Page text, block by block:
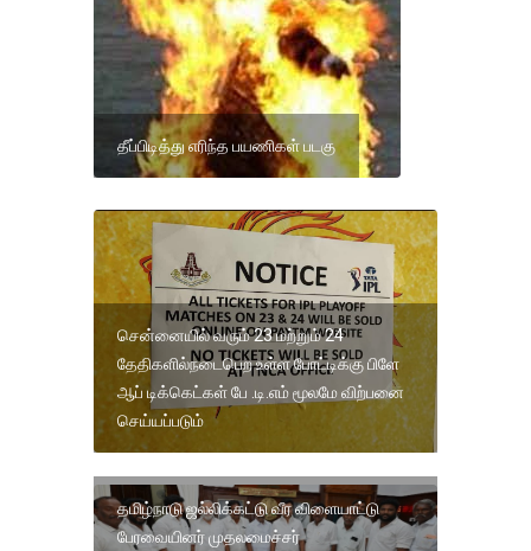
தீப்பிடித்து எரிந்த பயணிகள் படகு
சென்னையில் வரும் 23 மற்றும் 24
தேதிகளில்நடைபெற உள்ள போட்டிக்கு பிளே
ஆப் டிக்கெட்கள் பே .டி.எம் மூலமே விற்பனை
செய்யப்படும்
தமிழ்நாடு ஜல்லிக்கட்டு வீர விளையாட்டு
பேரவையினர் முதலமைச்சர்